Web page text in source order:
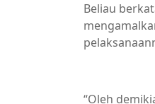
Beliau
“Oleh